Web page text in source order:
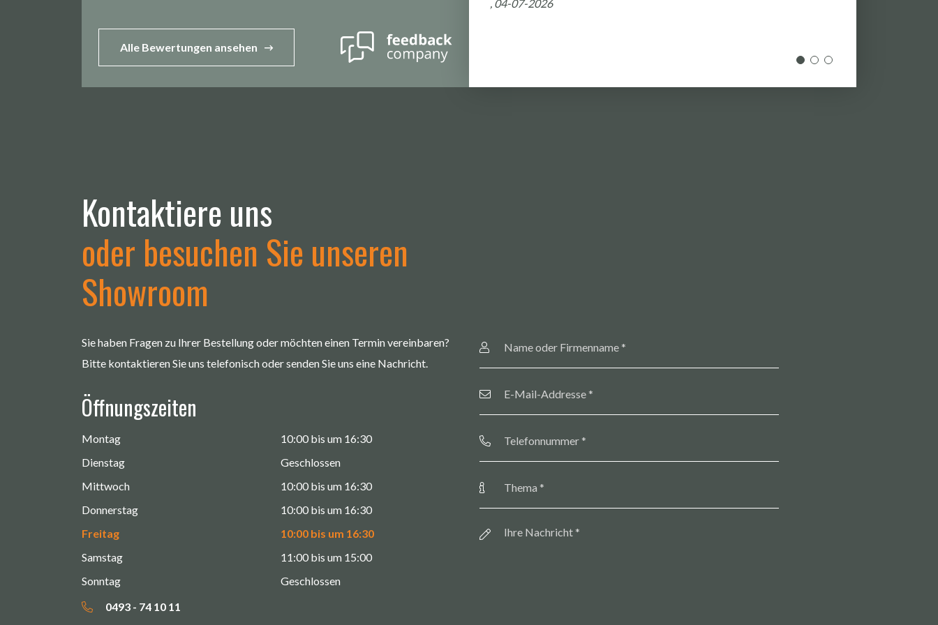
Alle Bewertungen ansehen
, 08-06-2026
Kontaktiere uns
oder besuchen Sie unseren
Showroom
Sie haben Fragen zu Ihrer Bestellung oder möchten einen Termin vereinbaren?
Bitte kontaktieren Sie uns telefonisch oder senden Sie uns eine Nachricht.
Öffnungszeiten
Montag
10:00 bis um 16:30
Dienstag
Geschlossen
Mittwoch
10:00 bis um 16:30
Donnerstag
10:00 bis um 16:30
Freitag
10:00 bis um 16:30
Samstag
11:00 bis um 15:00
Sonntag
Geschlossen
0493 - 74 10 11
oder
Mail-